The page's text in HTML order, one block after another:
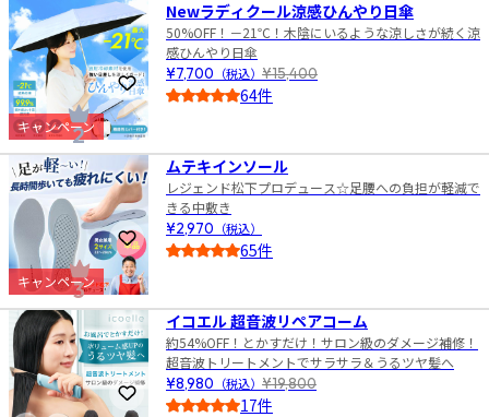
お気に入りに登録
キャンペーン
Newラディクール涼感ひんやり日傘
50%OFF！－21℃！木陰にいるような涼しさが続く涼
感ひんやり日傘
¥7,700 （税込） ¥15,400
64件
お気に入りに登録
キャンペーン
2
ムテキインソール
レジェンド松下プロデュース☆足腰への負担が軽減で
きる中敷き
¥2,970 （税込）
65件
お気に入りに登録
3
イコエル 超音波リペアコーム
約54%OFF！とかすだけ！サロン級のダメージ補修！
超音波トリートメントでサラサラ＆うるツヤ髪へ
¥8,980 （税込） ¥19,800
17件